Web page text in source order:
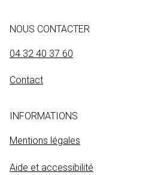
NOUS CONTACTER
04 32 40 37 60
Contact
INFORMATIONS
Mentions légales
Aide et accessibilité